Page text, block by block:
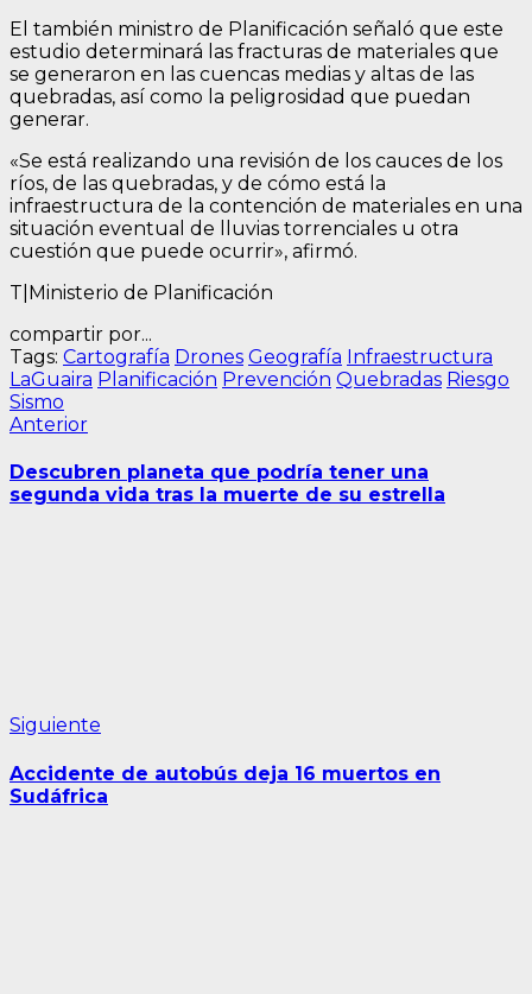
El también ministro de Planificación señaló que este
estudio determinará las fracturas de materiales que
se generaron en las cuencas medias y altas de las
quebradas, así como la peligrosidad que puedan
generar.
«Se está realizando una revisión de los cauces de los
ríos, de las quebradas, y de cómo está la
infraestructura de la contención de materiales en una
situación eventual de lluvias torrenciales u otra
cuestión que puede ocurrir», afirmó.
T|Ministerio de Planificación
compartir por...
Tags: Cartografía Drones Geografía Infraestructura
LaGuaira Planificación Prevención Quebradas Riesgo
Sismo
Navegación
de
entradas
AnteriorEntrada
Descubren planeta que podría tener una
segunda vida tras la muerte de su estrella
Siguiente
Accidente de autobús deja 16 muertos en
Sudáfrica